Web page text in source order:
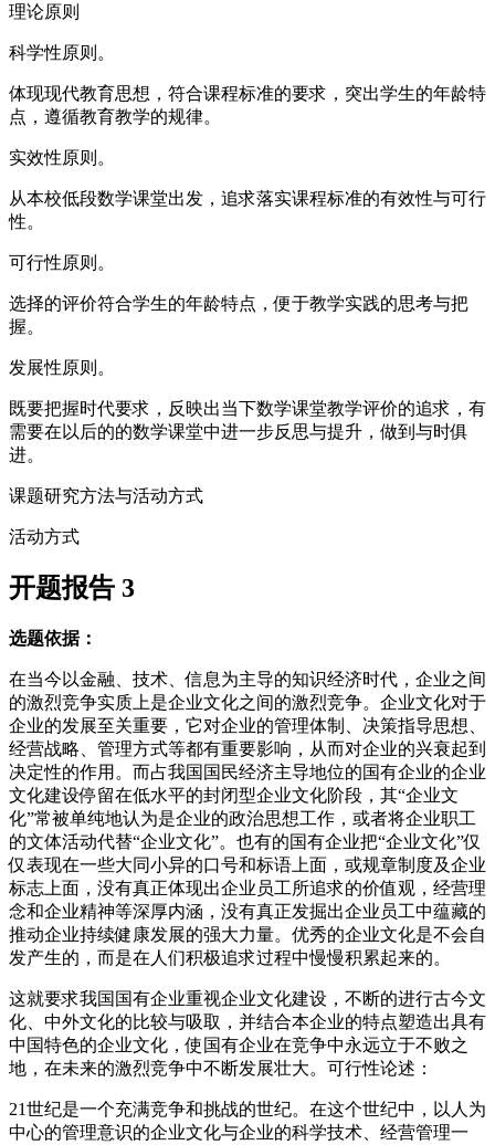
理论原则
科学性原则。
体现现代教育思想，符合课程标准的要求，突出学生的年龄特
点，遵循教育教学的规律。
实效性原则。
从本校低段数学课堂出发，追求落实课程标准的有效性与可行
性。
可行性原则。
选择的评价符合学生的年龄特点，便于教学实践的思考与把
握。
发展性原则。
既要把握时代要求，反映出当下数学课堂教学评价的追求，有
需要在以后的的数学课堂中进一步反思与提升，做到与时俱
进。
课题研究方法与活动方式
活动方式
开题报告 3
选题依据：
在当今以金融、技术、信息为主导的知识经济时代，企业之间
的激烈竞争实质上是企业文化之间的激烈竞争。企业文化对于
企业的发展至关重要，它对企业的管理体制、决策指导思想、
经营战略、管理方式等都有重要影响，从而对企业的兴衰起到
决定性的作用。而占我国国民经济主导地位的国有企业的企业
文化建设停留在低水平的封闭型企业文化阶段，其“企业文
化”常被单纯地认为是企业的政治思想工作，或者将企业职工
的文体活动代替“企业文化”。也有的国有企业把“企业文化”仅
仅表现在一些大同小异的口号和标语上面，或规章制度及企业
标志上面，没有真正体现出企业员工所追求的价值观，经营理
念和企业精神等深厚内涵，没有真正发掘出企业员工中蕴藏的
推动企业持续健康发展的强大力量。优秀的企业文化是不会自
发产生的，而是在人们积极追求过程中慢慢积累起来的。
这就要求我国国有企业重视企业文化建设，不断的进行古今文
化、中外文化的比较与吸取，并结合本企业的特点塑造出具有
中国特色的企业文化，使国有企业在竞争中永远立于不败之
地，在未来的激烈竞争中不断发展壮大。可行性论述：
21世纪是一个充满竞争和挑战的世纪。在这个世纪中，以人为
中心的管理意识的企业文化与企业的科学技术、经营管理一